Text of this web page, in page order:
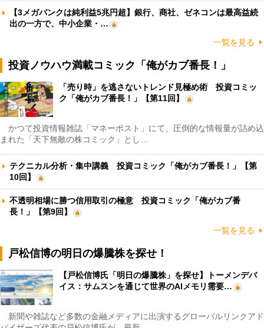
【3メガバンクは純利益5兆円超】銀行、商社、ゼネコンは最高益続
出の一方で、中小企業・…
一覧を見る
投資ノウハウ満載コミック「俺がカブ番長！」
「売り時」を逃さないトレンド見極め術 投資コミッ
ク「俺がカブ番長！」【第11回】
かつて投資情報雑誌「マネーポスト」にて、圧倒的な情報量が詰め込
まれた「天下無敵の株コミック」とし…
テクニカル分析・集中講義 投資コミック「俺がカブ番長！」【第
10回】
不透明相場に勝つ信用取引の極意 投資コミック「俺がカブ番
長！」【第9回】
一覧を見る
戸松信博の明日の爆騰株を探せ！
【戸松信博氏「明日の爆騰株」を探せ】トーメンデバ
イス：サムスンを通じて世界のAIメモリ需要…
新聞や雑誌など多数の金融メディアに出演するグローバルリンクアド